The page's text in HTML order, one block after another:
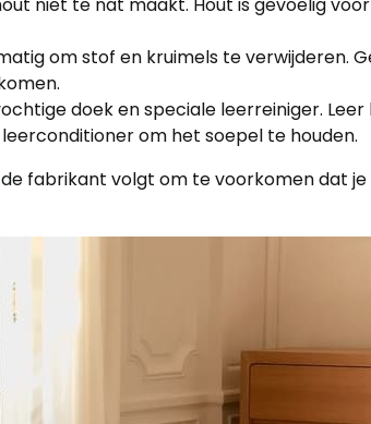
om stof en kruimels te verwijderen.
doek en speciale leerreiniger. Leer
om het soepel te houden.
fabrikant volgt om te voorkomen dat